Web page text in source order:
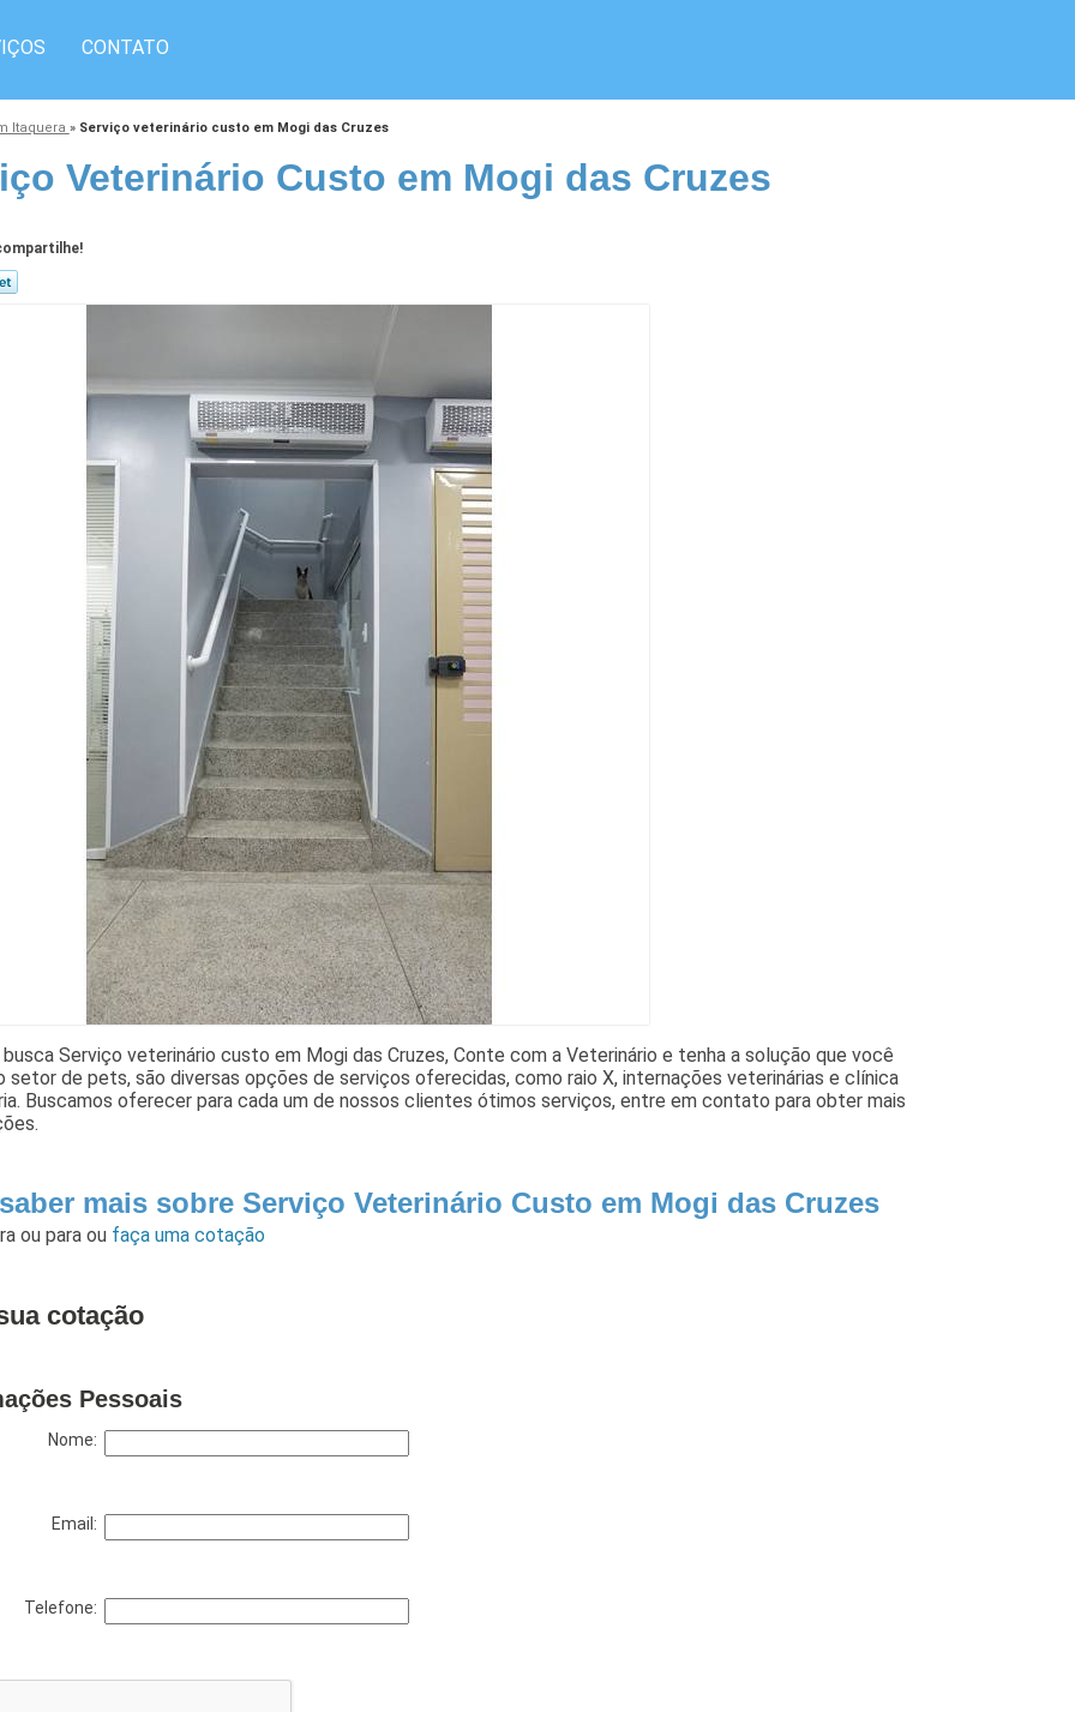
CONTATO
Itaquera » Serviço veterinário custo em Mogi das Cruzes
Veterinário Custo em Mogi das Cruzes
Serviço veterinário custo em Mogi das Cruzes, Conte com a Veterinário e tenha a solução que você
setor de pets, são diversas opções de serviços oferecidas, como raio X, internações veterinárias e clínica
Buscamos oferecer para cada um de nossos clientes ótimos serviços, entre em contato para obter mais
mais sobre Serviço Veterinário Custo em Mogi das Cruzes
ou paraou faça uma cotação
cotação
Pessoais
Nome:
Email:
Telefone: